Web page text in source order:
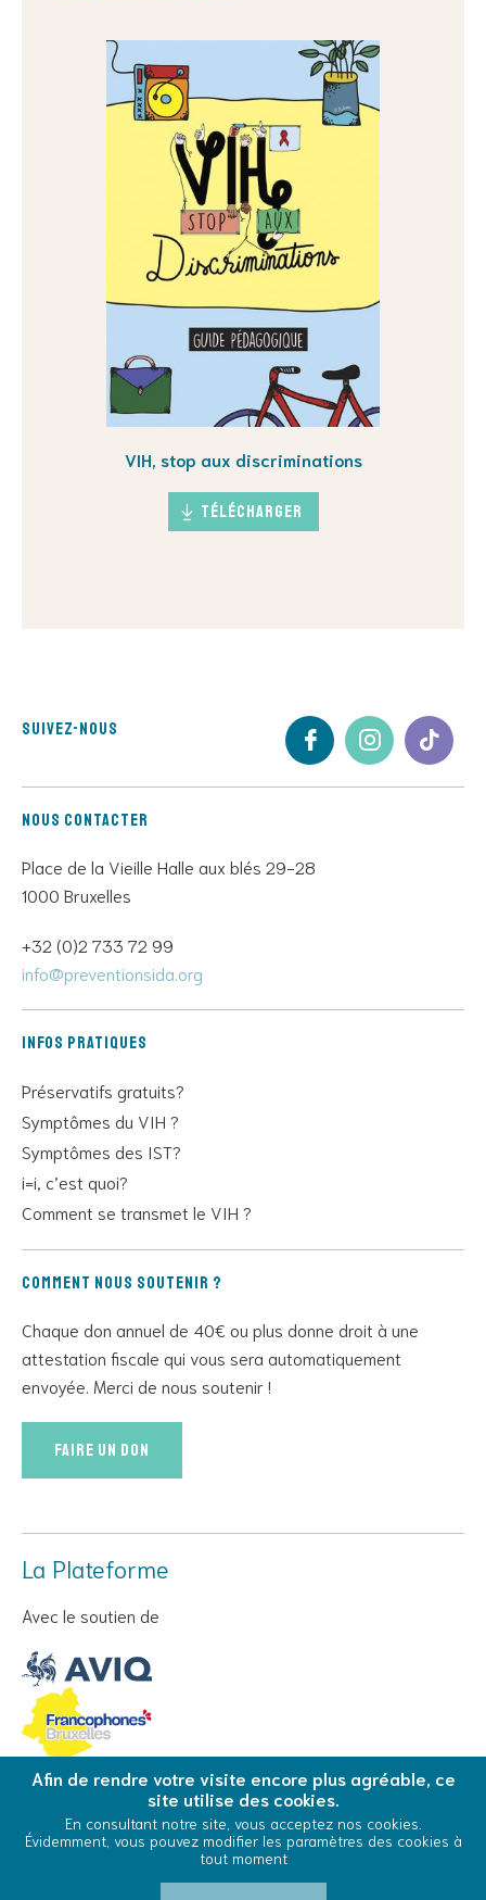
VIH, stop aux discriminations
Télécharger
Suivez-nous
Nous contacter
Place de la Vieille Halle aux blés 29-28
1000 Bruxelles
+32 (0)2 733 72 99
info@preventionsida.org
Infos pratiques
Préservatifs gratuits?
Symptômes du VIH ?
Symptômes des IST?
i=i, c’est quoi?
Comment se transmet le VIH ?
Comment nous soutenir ?
Chaque don annuel de 40€ ou plus donne droit à une
attestation fiscale qui vous sera automatiquement
envoyée. Merci de nous soutenir !
Faire un don
La Plateforme
Avec le soutien de
© Copyright 2026 La Plateforme - Tous droits réservés
Conditions Générales d’Utilisation
Cookies
Afin de rendre votre visite encore plus agréable, ce
site utilise des cookies.
En consultant notre site, vous acceptez nos cookies.
Évidemment, vous pouvez modifier les paramètres des cookies à
tout moment